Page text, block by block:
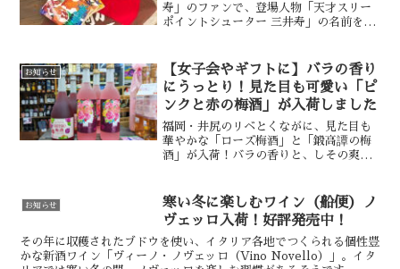
寿」のファンで、登場人物「天才スリー
ポイントシューター 三井寿」の名前を取
な味がする。奇をてらうこともないし押
しつけがましくもない。熟...
お知らせ
【女子会やギフトに】バラの香り
にうっとり！見た目も可愛い「ピ
ンクと赤の梅酒」が入荷しました
福岡・井尻のリベとくながに、見た目も
華やかな「ローズ梅酒」と「鍛高譚の梅
酒」が入荷！バラの香りと、しその爽や
だけの特別な贈り物をしませんか？地方
発送も承ります。
お知らせ
寒い冬に楽しむワイン（船便）ノ
ヴェッロ入荷！好評発売中！
その年に収穫されたブドウを使い、イタリア各地でつくられる個性豊
かな新酒ワイン「ヴィーノ・ノヴェッロ（Vino Novello）」。イタ